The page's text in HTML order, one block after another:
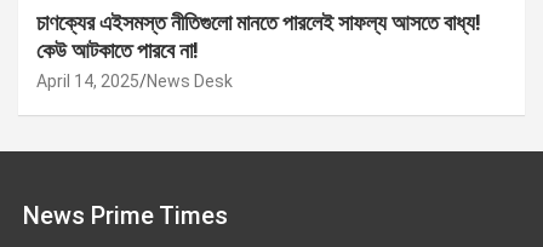
চাণক্যের এইসমস্ত নীতিগুলো মানতে পারলেই সাফল্য আসতে বাধ্য!
কেউ আটকাতে পারবে না!
April 14, 2025 News Desk
News Prime Times